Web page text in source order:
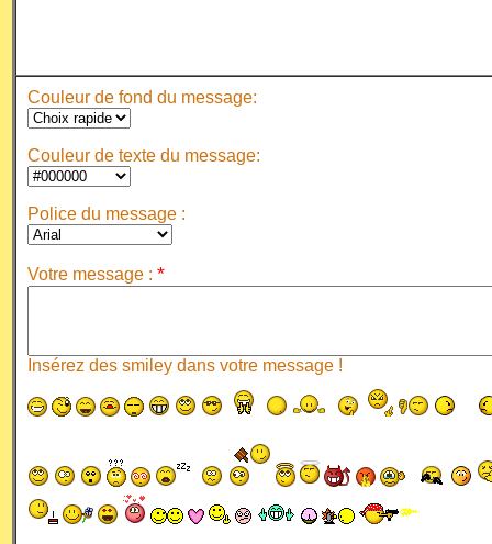
Couleur de fond du message:
Couleur de texte du message:
Police du message :
Votre message : *
Insérez des smiley dans votre message !